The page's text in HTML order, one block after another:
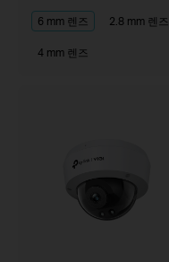
6 mm 렌즈 2.8 mm 렌즈
4 mm 렌즈